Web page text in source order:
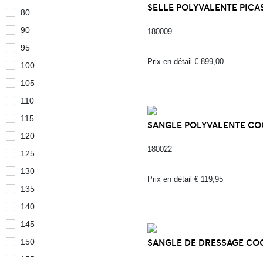
80
90
95
100
105
110
115
120
125
130
135
140
145
150
SELLE POLYVALENTE
180009
Prix en détail € 899,00
SANGLE POLYVALENTE
180022
Prix en détail € 119,95
SANGLE DE DRESSAGE